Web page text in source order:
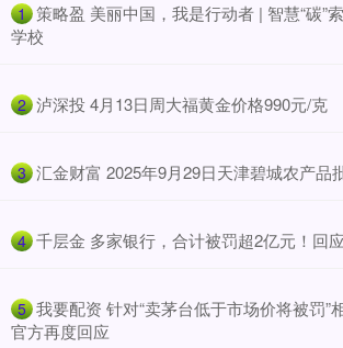
1 策略盈 美丽中国，我是行动者 | 智慧“碳”
学校
2 ​泸深投 4月13日周大福黄金价格990元/克
3 汇金财富 2025年9月29日天津碧城农产品
4 千层金 多家银行，合计被罚超2亿元！回
5 我要配资 针对“卖茅台低于市场价将被罚”
官方再度回应